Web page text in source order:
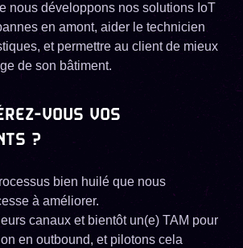
nous développons nos solutions IoT
en amont, aider le technicien
et permettre au client de mieux
de son bâtiment.
VOUS VOS
?
bien huilé que nous
à améliorer.
canaux et bientôt un(e) TAM pour
en outbound, et pilotons cela